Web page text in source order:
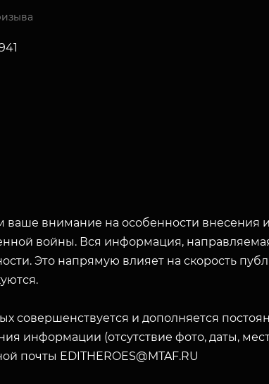
внимание на особенности внесения
войны. Вся информация,
Это напрямую влияет на скорость
совершенствуется и дополняется
информации (отсутствие фото, даты,
почты EDITHEROES@MTAF.RU